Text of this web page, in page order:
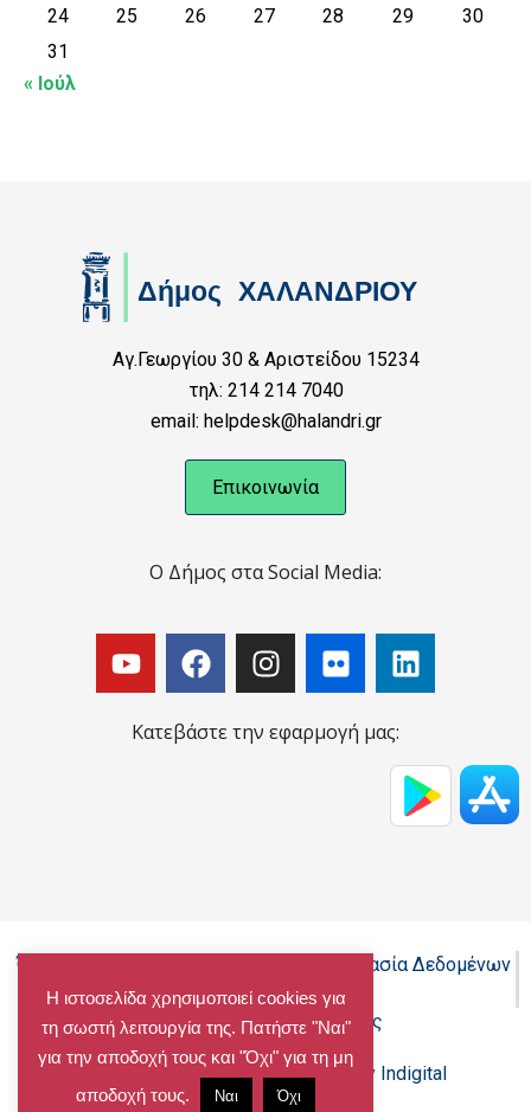
24
25 26 27 28 29
30
31
« Ιούλ
Αγ.Γεωργίου 30 & Αριστείδου 15234
τηλ: 214 214 7040
email: helpdesk@halandri.gr
Επικοινωνία
Ο Δήμος στα Social Media:
Κατεβάστε την εφαρμογή μας:
Όροι Χρήσης - Πολιτική Cookies - Προστασία Δεδομένων
Προσωπικού Χαρακτήρα
Δήλωση προσβασιμότητας
Copyright@chalandri.grPowered by Indigital
Η ιστοσελίδα χρησιμοποιεί cookies για
τη σωστή λειτουργία της. Πατήστε "Ναι"
για την αποδοχή τους και "Όχι" για τη μη
αποδοχή τους.
Ναι Όχι